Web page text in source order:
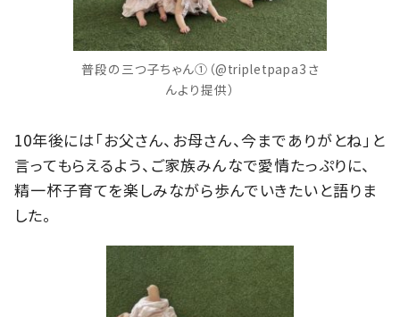
普段の三つ子ちゃん①（@tripletpapa3さ
んより提供）
10年後には「お父さん、お母さん、今までありがとね」と
言ってもらえるよう、ご家族みんなで愛情たっぷりに、
精一杯子育てを楽しみながら歩んでいきたいと語りま
した。